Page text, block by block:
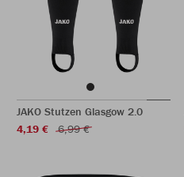
JAKO Stutzen Glasgow 2.0
4,19 €
6,99 €